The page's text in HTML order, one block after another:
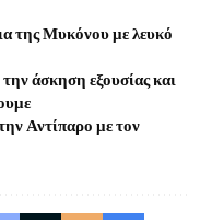
της Μυκόνου με λευκό
άσκηση εξουσίας και
Αντίπαρο με τον